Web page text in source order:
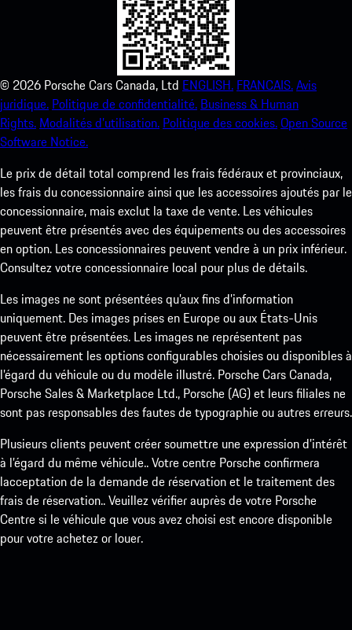
© 2026 Porsche Cars Canada, Ltd ENGLISH. FRANCAIS.Avis
juridique. Politique de confidentialité. Business & Human
Rights. Modalités d’utilisation. Politique des cookies.Open Source
Software Notice.
Le prix de détail total comprend les frais fédéraux et provinciaux,
les frais du concessionnaire ainsi que les accessoires ajoutés par le
concessionnaire, mais exclut la taxe de vente. Les véhicules
peuvent être présentés avec des équipements ou des accessoires
en option. Les concessionnaires peuvent vendre à un prix inférieur.
Consultez votre concessionnaire local pour plus de détails.
Les images ne sont présentées qu’aux fins d’information
uniquement. Des images prises en Europe ou aux États-Unis
peuvent être présentées. Les images ne représentent pas
nécessairement les options configurables choisies ou disponibles à
l’égard du véhicule ou du modèle illustré. Porsche Cars Canada,
Porsche Sales & Marketplace Ltd., Porsche (AG) et leurs filiales ne
sont pas responsables des fautes de typographie ou autres erreurs.
Plusieurs clients peuvent créer soumettre une expression d’intérêt
à l’égard du même véhicule.. Votre centre Porsche confirmera
lacceptation de la demande de réservation et le traitement des
frais de réservation.. Veuillez vérifier auprès de votre Porsche
Centre si le véhicule que vous avez choisi est encore disponible
pour votre achetez or louer.